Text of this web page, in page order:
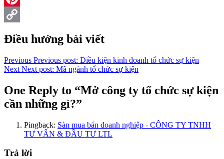
Pinterest
Điều hướng bài viết
Previous Previous post: Điều kiện kinh doanh tổ chức sự kiện
Next Next post: Mã ngành tổ chức sự kiện
One Reply to “Mở công ty tổ chức sự kiện
cần những gì?”
Pingback: Sàn mua bán doanh nghiệp - CÔNG TY TNHH
TƯ VẤN & ĐẦU TƯ LTL
Trả lời